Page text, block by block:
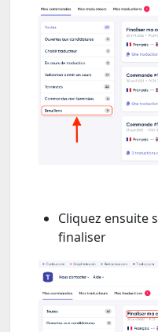
Cliquez ensuite
finaliser